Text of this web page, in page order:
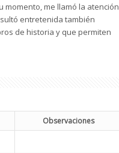
momento, me llamó la atención
entretenida también
de historia y que permiten
Observaciones